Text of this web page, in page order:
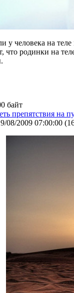
у человека на
родинки на
байт
препятствия на
08/2009 07:00:00 (